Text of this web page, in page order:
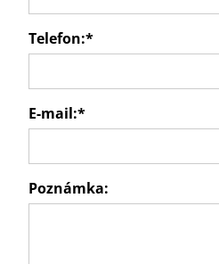
Telefon:*
E-mail:*
Poznámka: